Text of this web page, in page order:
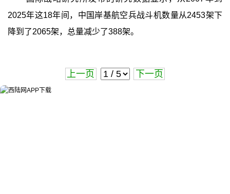
2025年这18年间，中国岸基航空兵战斗机数量从2453架下
降到了2065架，总量减少了388架。
上一页 下一页